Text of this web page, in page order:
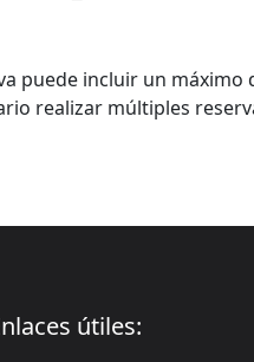
puede incluir un
realizar múltiples
útiles: